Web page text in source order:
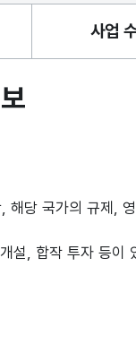
사업
당 국가의 규제,
설, 합작 투자 등이